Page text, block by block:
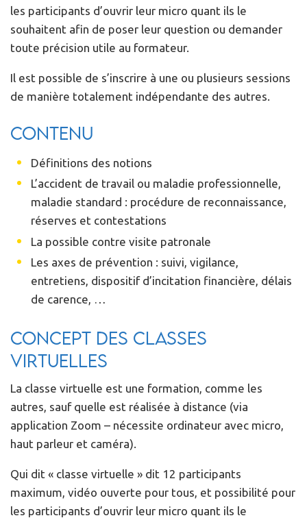
les participants d’ouvrir leur micro quant ils le
souhaitent afin de poser leur question ou demander
toute précision utile au formateur.
Il est possible de s’inscrire à une ou plusieurs sessions
de manière totalement indépendante des autres.
Contenu
Définitions des notions
L’accident de travail ou maladie professionnelle,
maladie standard : procédure de reconnaissance,
réserves et contestations
La possible contre visite patronale
Les axes de prévention : suivi, vigilance,
entretiens, dispositif d’incitation financière, délais
de carence, …
Concept des classes
virtuelles
La classe virtuelle est une formation, comme les
autres, sauf quelle est réalisée à distance (via
application Zoom – nécessite ordinateur avec micro,
haut parleur et caméra).
Qui dit « classe virtuelle » dit 12 participants
maximum, vidéo ouverte pour tous, et possibilité pour
les participants d’ouvrir leur micro quant ils le